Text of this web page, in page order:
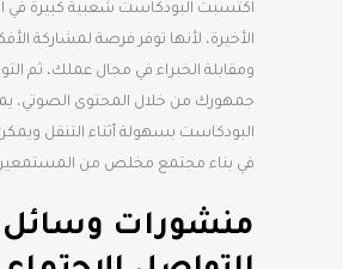
اكتسبت البودكاست شعبية كبيرة في
الأخيرة، لأنها توفر فرصة لمشاركة
ومقابلة الخبراء في مجال عملك، ثم
جمهورك من خلال المحتوى الصوتي،
البودكاست بسهولة أثناء التنقل
في بناء مجتمع مخلص من
منشورات وسائل